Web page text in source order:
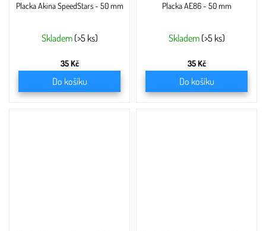
Placka Akina SpeedStars - 50 mm
Skladem (>5 ks)
35 Kč
Do košíku
Placka AE86 - 50 mm
Skladem (>5 ks)
35 Kč
Do košíku